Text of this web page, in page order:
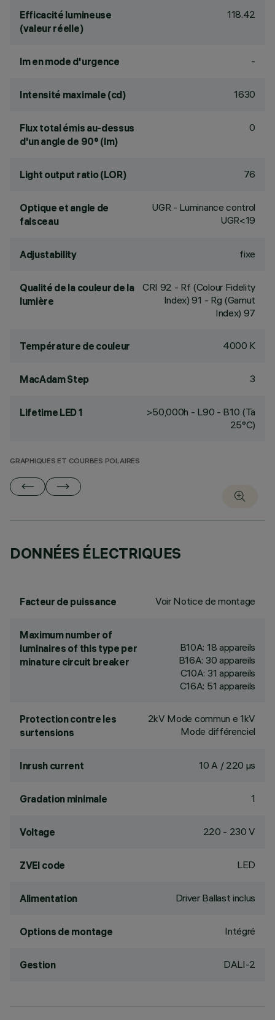
Efficacité lumineuse
(valeur réelle)
118.42
lm en mode d'urgence -
Intensité maximale (cd) 1630
Flux total émis au-dessus
d'un angle de 90° (lm)
0
Light output ratio (LOR) 76
Optique et angle de
faisceau
UGR - Luminance control
UGR<19
Adjustability fixe
Qualité de la couleur de la
lumière
CRI 92 - Rf (Colour Fidelity
Index) 91 - Rg (Gamut
Index) 97
Température de couleur 4000 K
MacAdam Step 3
Lifetime LED 1
>50,000h - L90 - B10 (Ta
25°C)
GRAPHIQUES ET COURBES POLAIRES
DONNÉES ÉLECTRIQUES
Facteur de puissance Voir Notice de montage
Maximum number of
luminaires of this type per
minature circuit breaker
B10A: 18 appareils
B16A: 30 appareils
C10A: 31 appareils
C16A: 51 appareils
Protection contre les
surtensions
2kV Mode commun e 1kV
Mode différenciel
Inrush current 10 A / 220 µs
Gradation minimale 1
Voltage 220 - 230 V
ZVEI code LED
Alimentation Driver Ballast inclus
Options de montage Intégré
Gestion DALI-2